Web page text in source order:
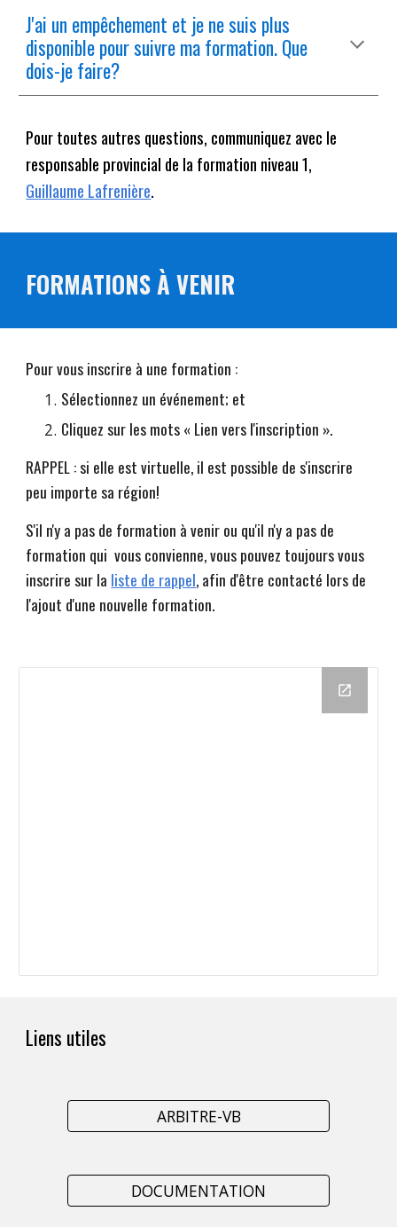
J'ai un empêchement et je ne suis plus
disponible pour suivre ma formation. Que
dois-je faire?
Pour toutes autres questions, communiquez avec le
responsable provincial de la formation niveau 1,
Guillaume Lafrenière.
FORMATIONS À VENIR
Pour vous inscrire à une formation :
Sélectionnez un événement; et
Cliquez sur les mots« Lien vers l'inscription ».
RAPPEL : si elle est virtuelle, il est possible de s'inscrire
peu importe sa région!
S'il n'y a pas de formation à venir ou qu'il n'y a pas de
formation qui vous convienne, vous pouvez toujours vous
inscrire sur la liste de rappel, afin d'être contacté lors de
l'ajout d'une nouvelle formation.
Liens utiles
ARBITRE-VB
DOCUMENTATION